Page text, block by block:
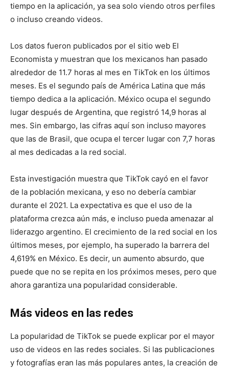
tiempo en la aplicación, ya sea solo viendo otros perfiles
o incluso creando videos.
Los datos fueron publicados por el sitio web El
Economista y muestran que los mexicanos han pasado
alrededor de 11.7 horas al mes en TikTok en los últimos
meses. Es el segundo país de América Latina que más
tiempo dedica a la aplicación. México ocupa el segundo
lugar después de Argentina, que registró 14,9 horas al
mes. Sin embargo, las cifras aquí son incluso mayores
que las de Brasil, que ocupa el tercer lugar con 7,7 horas
al mes dedicadas a la red social.
Esta investigación muestra que TikTok cayó en el favor
de la población mexicana, y eso no debería cambiar
durante el 2021. La expectativa es que el uso de la
plataforma crezca aún más, e incluso pueda amenazar al
liderazgo argentino. El crecimiento de la red social en los
últimos meses, por ejemplo, ha superado la barrera del
4,619% en México. Es decir, un aumento absurdo, que
puede que no se repita en los próximos meses, pero que
ahora garantiza una popularidad considerable.
Más videos en las redes
La popularidad de TikTok se puede explicar por el mayor
uso de videos en las redes sociales. Si las publicaciones
y fotografías eran las más populares antes, la creación de